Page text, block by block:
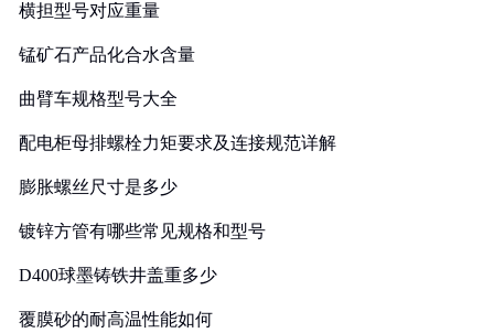
横担型号对应重量
锰矿石产品化合水含量
曲臂车规格型号大全
配电柜母排螺栓力矩要求及连接规范详解
膨胀螺丝尺寸是多少
镀锌方管有哪些常见规格和型号
D400球墨铸铁井盖重多少
覆膜砂的耐高温性能如何